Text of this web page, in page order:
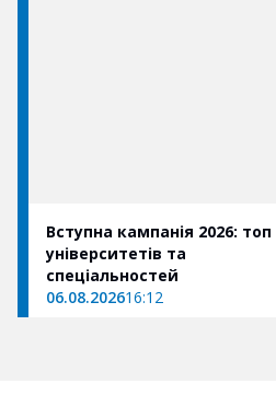
Вступна кампанія 2026: топ
університетів та
спеціальностей
06.08.202616:12